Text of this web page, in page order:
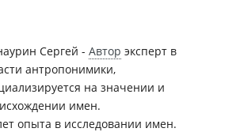
Сергей - Автор эксперт в
антропонимики,
на значении и
имен.
опыта в исследовании имен.